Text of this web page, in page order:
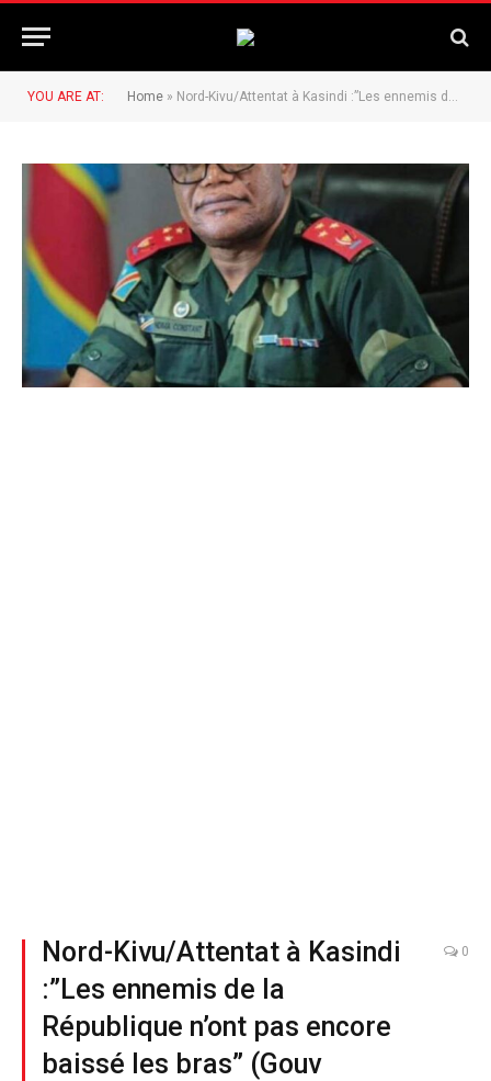
YOU ARE AT: Home » Nord-Kivu/Attentat à Kasindi :”Les ennemis de la République n’ont pas encore baissé les bras” (Gouv Constant Ndima.
Nord-Kivu/Attentat à Kasindi
:”Les ennemis de la
République n’ont pas encore
baissé les bras” (Gouv
0